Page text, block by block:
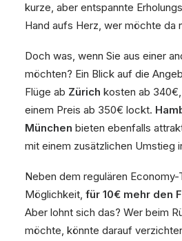
kurze, aber entspannte
Hand aufs Herz, wer möchte da
Doch was, wenn Sie aus einer
möchten? Ein Blick auf die
Flüge ab Zürich kosten ab
einem Preis ab 350€ lockt.
München bieten ebenfalls
mit einem zusätzlichen Umstieg
Neben dem regulären
Möglichkeit, für 10€ mehr den
Aber lohnt sich das? Wer beim
möchte, könnte darauf